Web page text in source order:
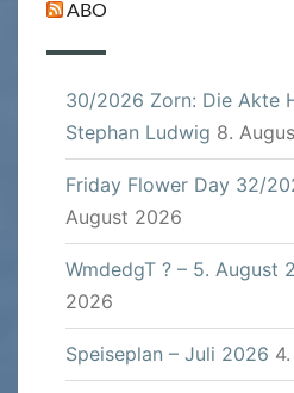
ABO
30/2026 Zorn: Die Akte
Stephan Ludwig 8.
Friday Flower Day 32/
August 2026
WmdedgT ? – 5. August
2026
Speiseplan – Juli 2026